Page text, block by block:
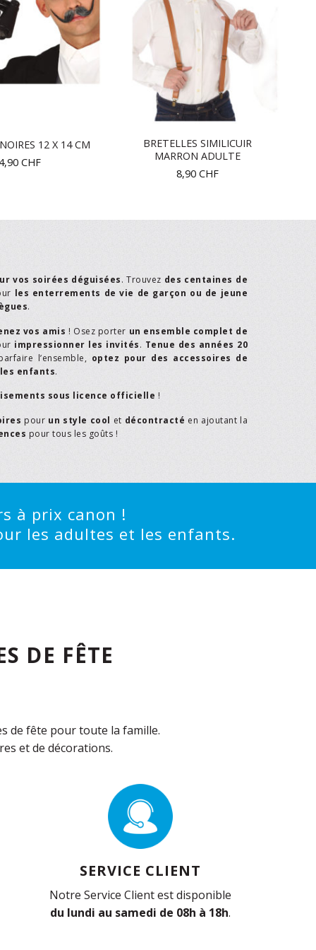
12 X 14 CM
CHF
BRETELLES SIMILICUIR
MARRON ADULTE
8,90 CHF
vos soirées déguisées. Trouvez des centaines de
les enterrements de vie de garçon ou de jeune
.
vos amis ! Osez porter un ensemble complet de
impressionner les invités. Tenue des années 20
l’ensemble, optez pour des accessoires de
les enfants.
sous licence officielle !
pour un style cool et décontracté en ajoutant la
pour tous les goûts !
à prix canon !
les adultes et les enfants.
DE FÊTE
de fête pour toute la famille.
et de décorations.
SERVICE CLIENT
Notre Service Client est disponible
du lundi au samedi de 08h à 18h.